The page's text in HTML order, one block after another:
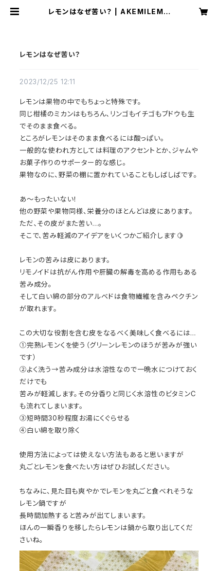
レモンはなぜ苦い？ | AKEMILEMO
レモンはなぜ苦い？
2023/12/25 12:11
レモンは果物の中でもちょっと特殊です。
同じ柑橘のミカンはもちろん、リンゴもイチゴもブドウも生
でそのまま食べる。
ところがレモンはそのまま食べるには酸っぱい。
一般的な使われ方としては料理のアクセントとか、ジャムや
お菓子作りのサポーター的な感じ。
果物なのに、野菜の棚に置かれていることもしばしばです。
あ～もったいない！
他の野菜や果物同様、栄養分のほとんどは皮にあります。
ただ、その皮がまた苦い…。
そこで、苦み軽減のアイデアをいくつかご紹介します🍋
レモンの苦みは皮にあります。
リモノイドは抗がん作用や肝臓の解毒を高める作用もある
苦み成分。
そして白い綿の部分のアルベドは食物繊維を含みペクチン
が取れます。
この大切な役割を含む皮をなるべく美味しく食べるには…
①完熟レモンくを使う（グリーンレモンのほうが苦みが強い
です）
②よく洗う→苦み成分は水溶性なので一晩水につけておく
だけでも
苦みが軽減します。その分香りと同じく水溶性のビタミンC
も流れてしまいます。
③短時間30秒程度お湯にくぐらせる
④白い綿を取り除く
使用方法によっては使えない方法もあると思いますが
丸ごとレモンを食べたい方はぜひお試しください。
ちなみに、見た目も爽やかでレモンを丸ごと食べれそうな
レモン鍋ですが
長時間加熱すると苦みが出てしまいます。
ほんの一瞬香りを移したらレモンは鍋から取り出してくだ
さいね。